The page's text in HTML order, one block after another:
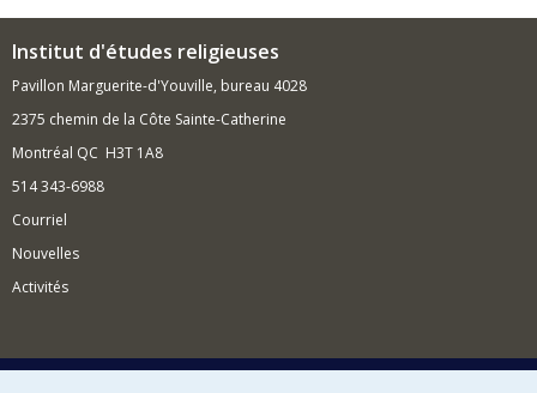
Institut d'études religieuses
Pavillon Marguerite-d'Youville, bureau 4028
2375 chemin de la Côte Sainte-Catherine
Montréal QC H3T 1A8
514 343-6988
Courriel
Nouvelles
Activités